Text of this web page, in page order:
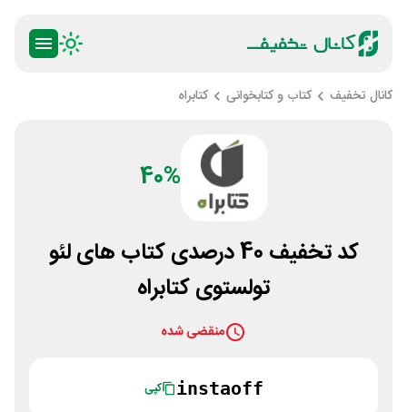
کانال تخفیف کتاب و کتابخوانی کتابراه
40%
کد تخفیف 40 درصدی کتاب های لئو
تولستوی کتابراه
منقضی شده
instaoff کپی